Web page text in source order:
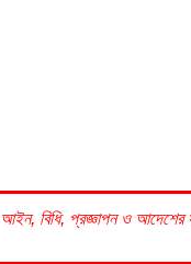
বিধি, প্রজ্ঞাপন ও আদেশের